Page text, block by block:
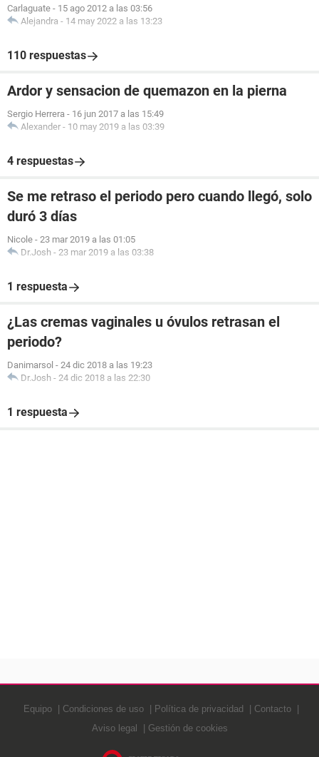
Carlaguate - 15 ago 2012 a las 03:56
Alejandra - 14 may 2022 a las 13:23
110 respuestas
Ardor y sensacion de quemazon en la pierna
Sergio Herrera - 16 jun 2017 a las 15:49
Alexander - 10 may 2019 a las 03:39
4 respuestas
Se me retraso el periodo pero cuando llegó, solo
duró 3 días
Nicole - 23 mar 2019 a las 01:05
Dr.Josh - 23 mar 2019 a las 03:38
1 respuesta
¿Las cremas vaginales u óvulos retrasan el
periodo?
Danimarsol - 24 dic 2018 a las 19:23
Dr.Josh - 24 dic 2018 a las 22:30
1 respuesta
Equipo Condiciones de uso Política de privacidad
Contacto
Aviso legal
Gestión de cookies